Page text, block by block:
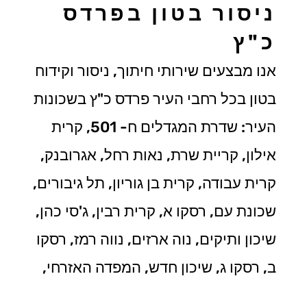
ניסור בטון בפרדס
כ"ץ
אנו מבצעים שירותי חיתוך, ניסור וקידוח
בטון בכל רחבי העיר פרדס כ"ץ בשכונות
העיר: שדרת המגדלים ח- 501, קרית
אילון, קריית שרת, נאות רחל, אגרובנק,
קרית עבודה, קרית בן גוריון, תל גיבורים,
שכונת עם, רסקו א, קרית רבין, ג'סי כהן,
שיכון ותיקים, נוה ארזים, נווה רמז, רסקו
ב, רסקו ג, שיכון חדש, המפדה האזרחי,